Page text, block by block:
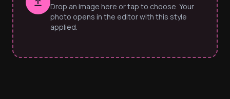
Drop an image here or tap to choose. Your
photo opens in the editor with this style
applied.